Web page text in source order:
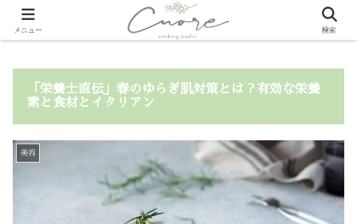
「栄養士直伝」春のゆらぎ肌対策とは？有効な栄養
素と食材とイタリアン
美容
メニュー 検索